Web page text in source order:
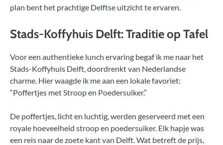
plan bent het prachtige Delftse uitzicht te ervaren.
Stads-Koffyhuis Delft: Traditie op Tafel
Voor een authentieke lunch ervaring begaf ik me naar het
Stads-Koffyhuis Delft, doordrenkt van Nederlandse
charme. Hier waagde ik me aan een lokale favoriet:
“Poffertjes met Stroop en Poedersuiker.”
De poffertjes, licht en luchtig, werden geserveerd met een
royale hoeveelheid stroop en poedersuiker. Elk hapje was
een reis naar de zoete kant van Delft. Wat betreft de prijs,